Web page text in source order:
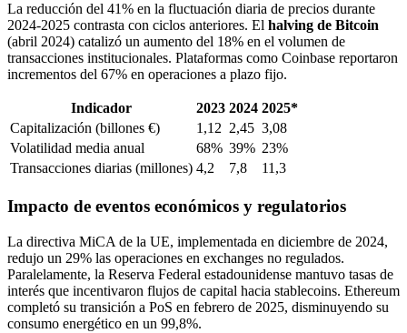
La reducción del 41% en la fluctuación diaria de precios durante
2024-2025 contrasta con ciclos anteriores. El halving de Bitcoin
(abril 2024) catalizó un aumento del 18% en el volumen de
transacciones institucionales. Plataformas como Coinbase reportaron
incrementos del 67% en operaciones a plazo fijo.
Indicador 2023 2024 2025*
Capitalización (billones €)
1,12 2,45 3,08
Volatilidad media anual
68% 39% 23%
Transacciones diarias (millones) 4,2 7,8 11,3
Impacto de eventos económicos y regulatorios
La directiva MiCA de la UE, implementada en diciembre de 2024,
redujo un 29% las operaciones en exchanges no regulados.
Paralelamente, la Reserva Federal estadounidense mantuvo tasas de
interés que incentivaron flujos de capital hacia stablecoins. Ethereum
completó su transición a PoS en febrero de 2025, disminuyendo su
consumo energético en un 99,8%.